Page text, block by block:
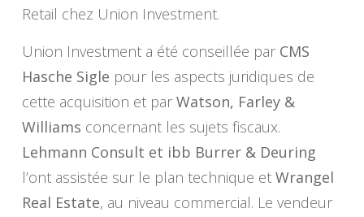
Retail chez Union Investment.
Union Investment a été conseillée par CMS
Hasche Sigle pour les aspects juridiques de
cette acquisition et par Watson, Farley &
Williams concernant les sujets fiscaux.
Lehmann Consult et ibb Burrer & Deuring
l’ont assistée sur le plan technique et Wrangel
Real Estate, au niveau commercial. Le vendeur